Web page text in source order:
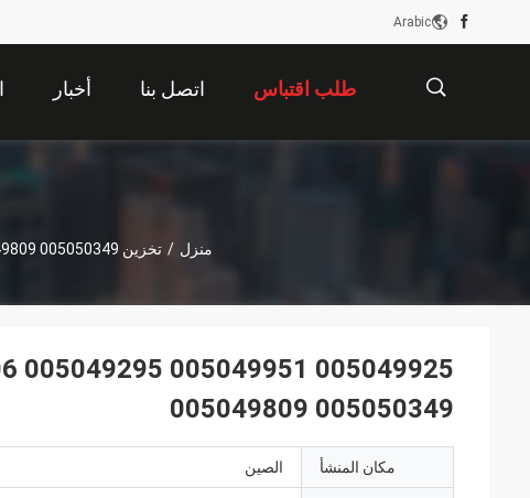
Arabic
أخبار اتصل بنا طلب اقتباس
منزل / تخزين DELL EMC VNX 005050349
005049295 005049951 005049925
005049809 005050349
مكان المنشأ الصين